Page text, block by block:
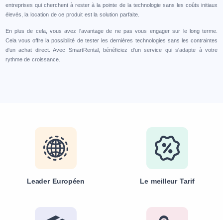
entreprises qui cherchent à rester à la pointe de la technologie sans les coûts initiaux
élevés, la location de ce produit est la solution parfaite.
En plus de cela, vous avez l'avantage de ne pas vous engager sur le long terme.
Cela vous offre la possibilité de tester les dernières technologies sans les contraintes
d'un achat direct. Avec SmartRental, bénéficiez d'un service qui s'adapte à votre
rythme de croissance.
Leader Européen Le meilleur Tarif